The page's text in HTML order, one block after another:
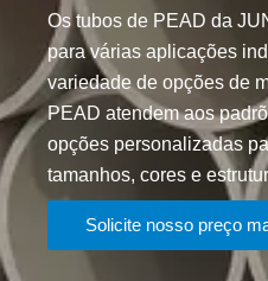
Os tubos de PEAD da
para várias aplicações
variedade de opções de
PEAD atendem aos
opções personalizadas
tamanhos, cores e
Solicite nosso preço